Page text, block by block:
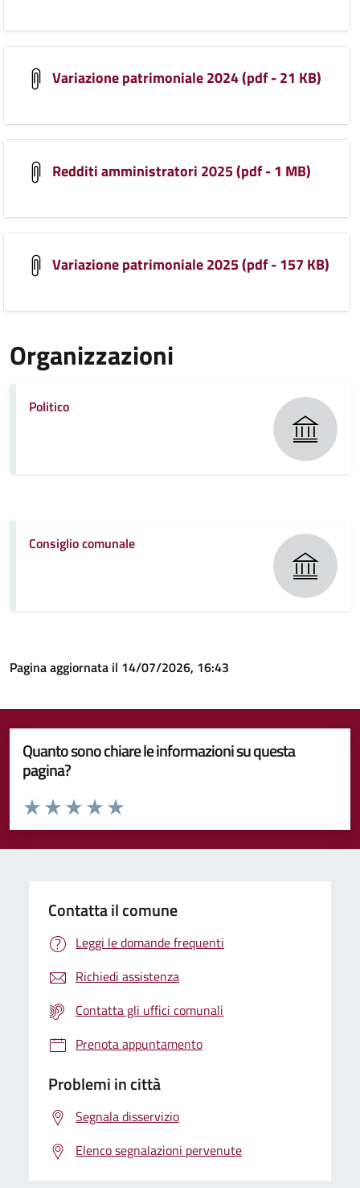
Variazione patrimoniale 2024 (pdf - 21 KB)
Redditi amministratori 2025 (pdf - 1 MB)
Variazione patrimoniale 2025 (pdf - 157 KB)
Organizzazioni
Politico
Consiglio comunale
Pagina aggiornata il 14/07/2026, 16:43
Quanto sono chiare le informazioni su questa
pagina?
Valuta da 1 a 5 stelle la pagina
Valuta 5 stelle su 5
Valuta 4 stelle su 5
Valuta 3 stelle su 5
Valuta 2 stelle su 5
Valuta 1 stelle su 5
Contatta il comune
Leggi le domande frequenti
Richiedi assistenza
Contatta gli uffici comunali
Prenota appuntamento
Problemi in città
Segnala disservizio
Elenco segnalazioni pervenute